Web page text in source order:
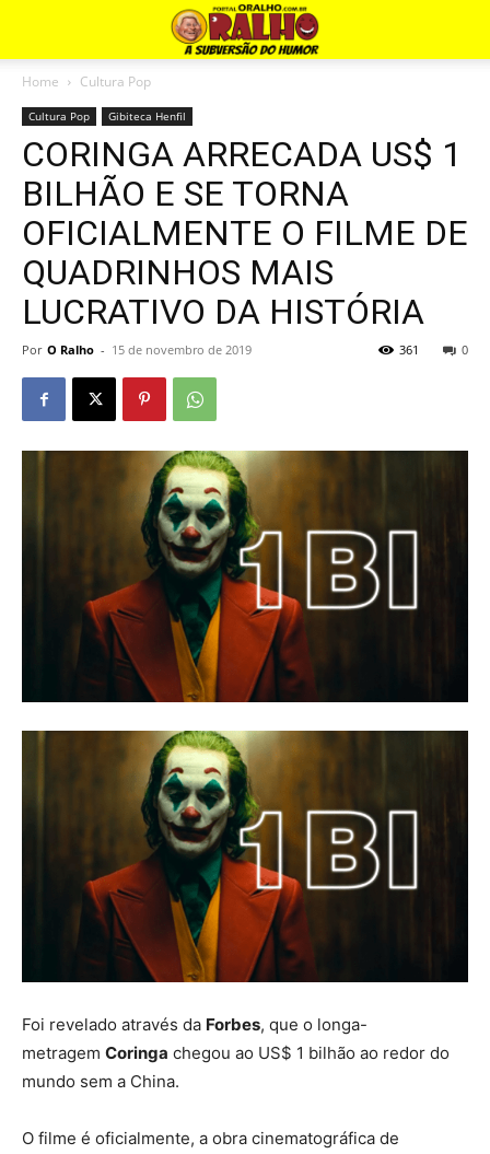
Home Cultura Pop
Cultura Pop Gibiteca Henfil
CORINGA ARRECADA US$ 1
BILHÃO E SE TORNA
OFICIALMENTE O FILME DE
QUADRINHOS MAIS
LUCRATIVO DA HISTÓRIA
Por O Ralho - 15 de novembro de 2019 0
361
Foi revelado através da Forbes, que o longa-
metragem Coringa chegou ao US$ 1 bilhão ao redor do
mundo sem a China.
O filme é oficialmente, a obra cinematográfica de